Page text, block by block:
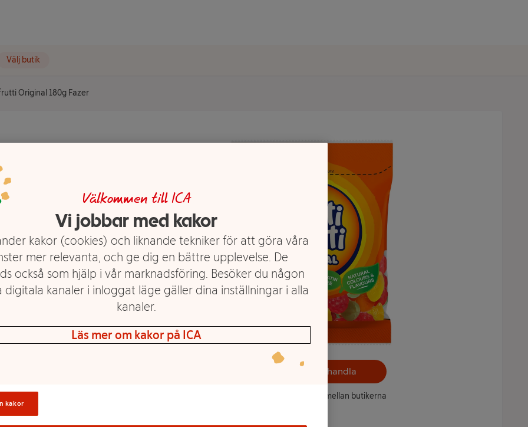
Välj butik
Original 180g Fazer
av hallon, päron, citron
och dig som är vegan då
med naturliga färg och
och grönsaker.
Välj butik och handla
Sortimentet kan variera mellan butikerna
Välkommen till ICA
Vi jobbar med kakor
kakor (cookies) och liknande tekniker för att göra våra
mer relevanta, och ge dig en bättre upplevelse. De
också som hjälp i vår marknadsföring. Besöker du någon
digitala kanaler i inloggat läge gäller dina inställningar i alla
kanaler.
Läs mer om kakor på ICA
kakor